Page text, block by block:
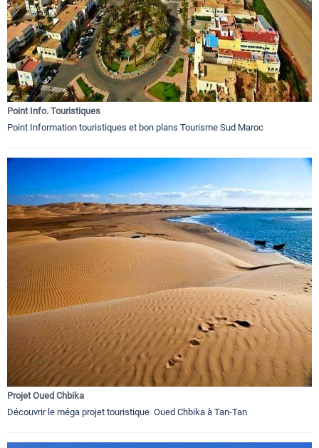
Point Info. Touristiques
Point Information touristiques et bon plans Tourisme Sud Maroc
Projet Oued Chbika
Découvrir le méga projet touristique Oued Chbika à Tan-Tan